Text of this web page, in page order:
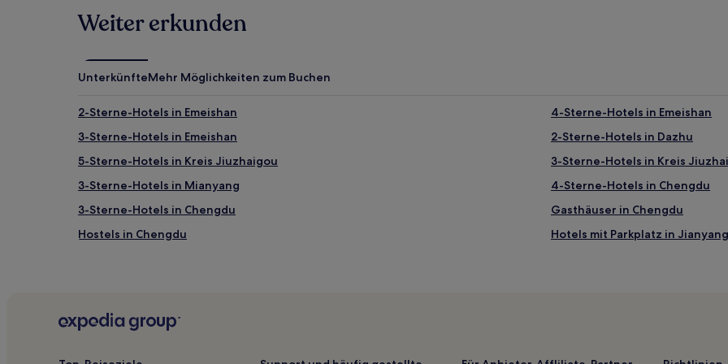
Weiter erkunden
UnterkünfteMehr Möglichkeiten zum Buchen
2-Sterne-Hotels in Emeishan
4-Sterne-Hotels in Emeishan
3-Sterne-Hotels in Emeishan
2-Sterne-Hotels in Dazhu
5-Sterne-Hotels in Kreis Jiuzhaigou
3-Sterne-Hotels in Kreis
3-Sterne-Hotels in Mianyang
4-Sterne-Hotels in Chengdu
3-Sterne-Hotels in Chengdu
Gasthäuser in Chengdu
Hostels in Chengdu
Hotels mit Parkplatz in Jianyang
Luxus in Kreis Jiuzhaigou